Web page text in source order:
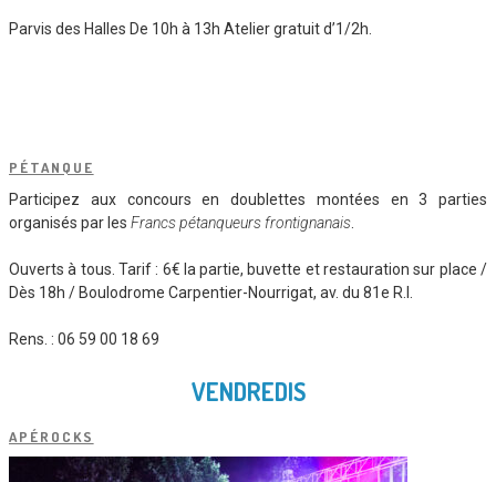
Parvis des Halles De 10h à 13h Atelier gratuit d’1/2h.
PÉTANQUE
Participez aux concours en doublettes montées en 3 parties
organisés par les Francs pétanqueurs frontignanais.
Ouverts à tous. Tarif : 6€ la partie, buvette et restauration sur place /
Dès 18h / Boulodrome Carpentier-Nourrigat, av. du 81e R.I.
Rens. : 06 59 00 18 69
VENDREDIS
APÉROCKS